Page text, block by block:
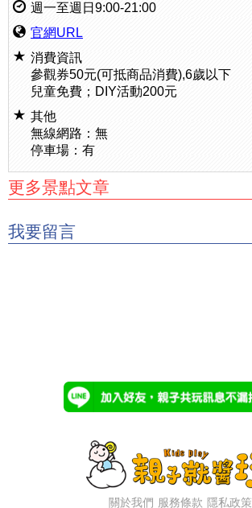
週一至週日9:00-21:00
官網URL
消費資訊
參觀券50元(可抵商品消費),6歲以下
兒童免費；DIY活動200元
其他
無線網路：無
停車場：有
更多景點文章
我要留言
關於我們 服務條款 隱私政策